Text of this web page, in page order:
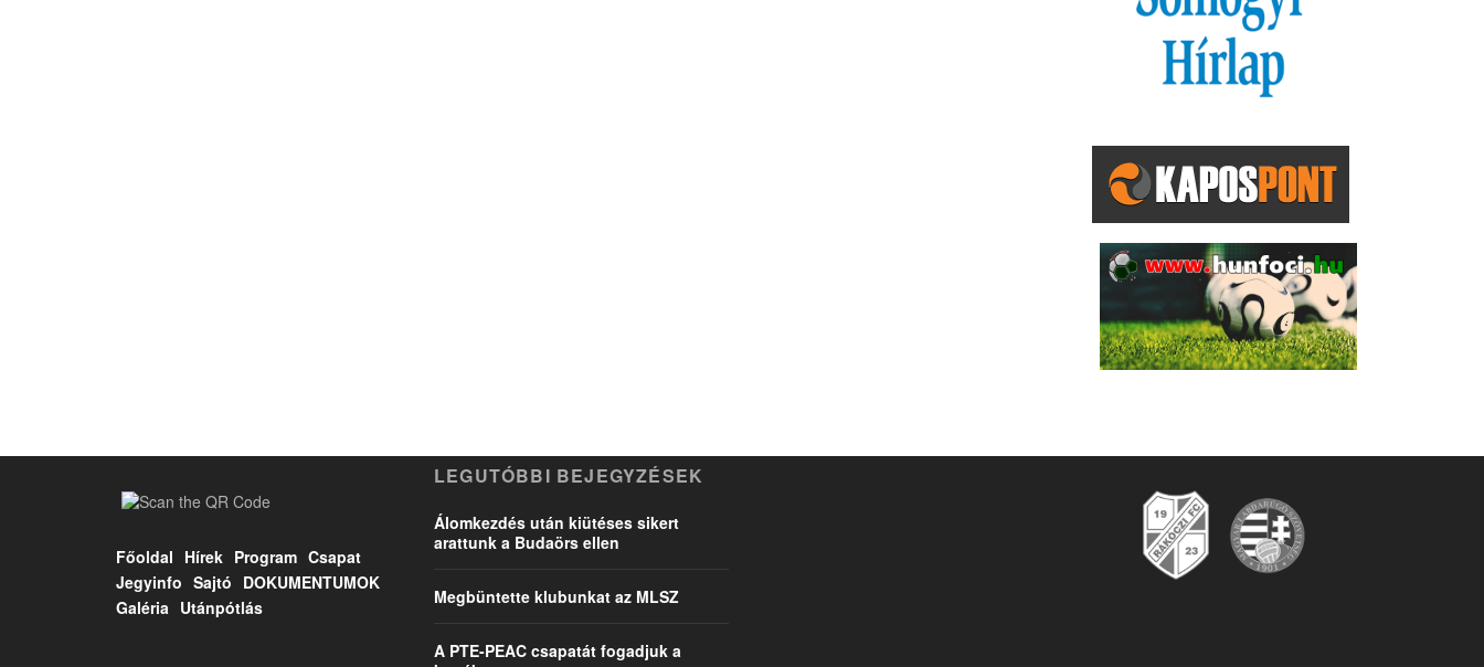
Főoldal Hírek Program Csapat
Jegyinfo Sajtó DOKUMENTUMOK
Galéria Utánpótlás
LEGUTÓBBI BEJEGYZÉSEK
Álomkezdés után kiütéses sikert
arattunk a Budaörs ellen
Megbüntette klubunkat az MLSZ
A PTE-PEAC csapatát fogadjuk a